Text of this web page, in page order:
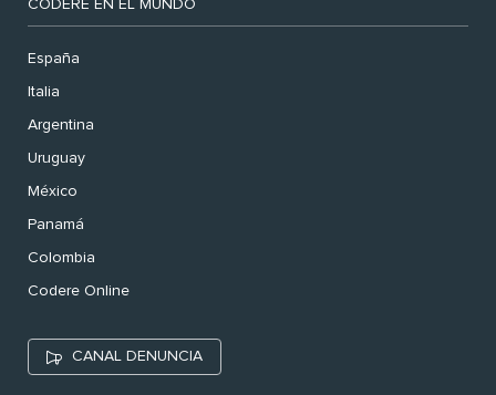
CODERE EN EL MUNDO
España
Italia
Argentina
Uruguay
México
Panamá
Colombia
Codere Online
CANAL DENUNCIA